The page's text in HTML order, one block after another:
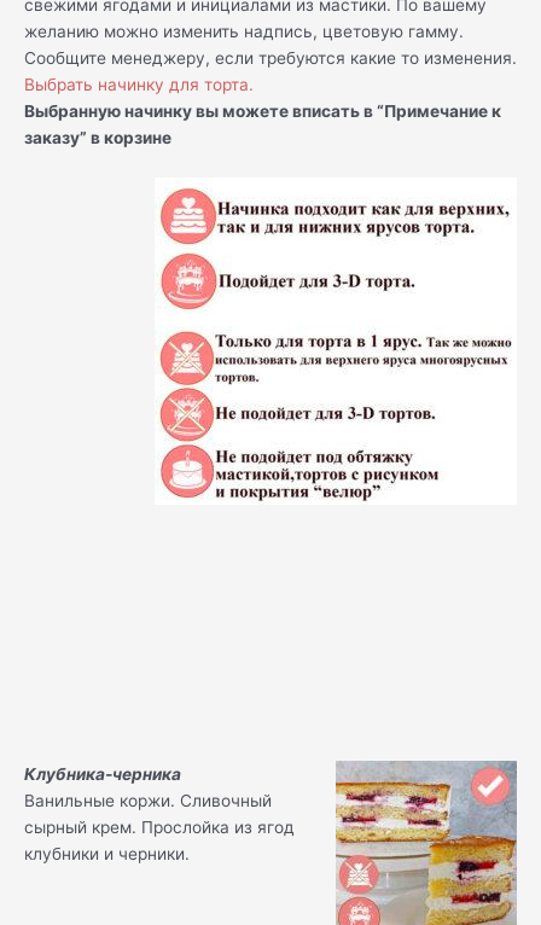
свежими ягодами и инициалами из мастики. По вашему
желанию можно изменить надпись, цветовую гамму.
Сообщите менеджеру, если требуются какие то изменения.
Выбрать начинку для торта.
Выбранную начинку вы можете вписать в “Примечание к
заказу” в корзине
Клубника-черника
Ванильные коржи. Сливочный
сырный крем. Прослойка из ягод
клубники и черники.